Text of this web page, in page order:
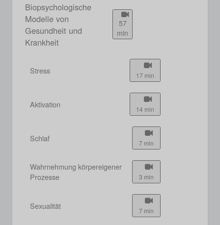
Biopsychologische
Modelle von
Gesundheit und
Krankheit
57
min
Stress 17 min
Aktivation 14 min
Schlaf 7 min
Wahrnehmung körpereigener
Prozesse
3 min
Sexualität 7 min